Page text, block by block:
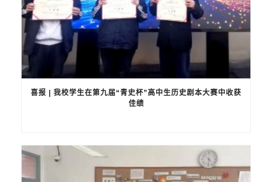
喜报 | 我校学生在第九届“青史杯”高中生历史剧本大赛中收获
佳绩